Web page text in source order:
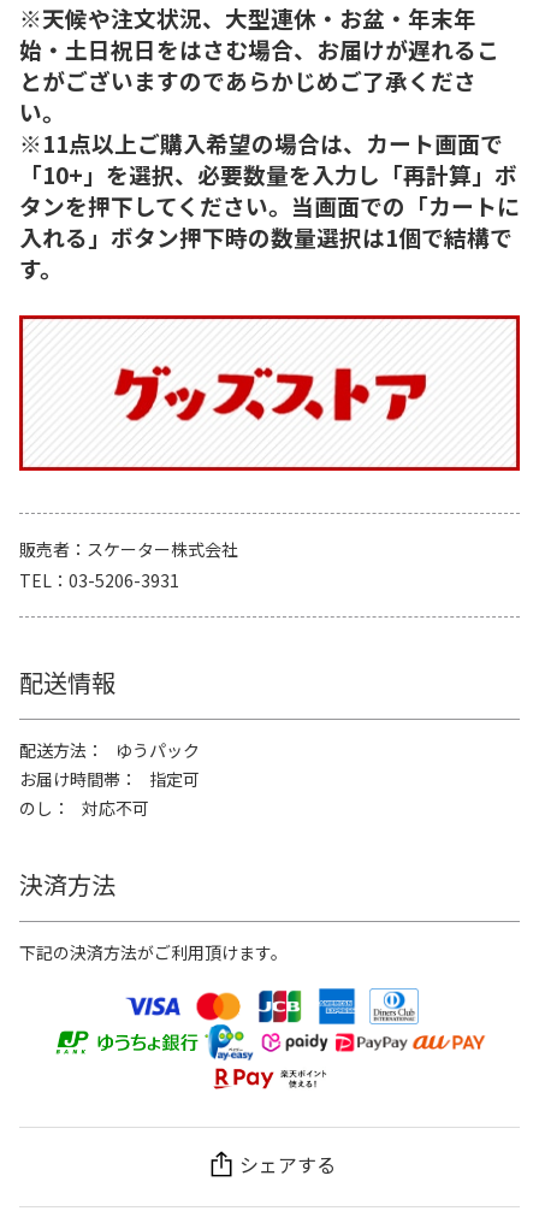
※天候や注文状況、大型連休・お盆・年末年
始・土日祝日をはさむ場合、お届けが遅れるこ
とがございますのであらかじめご了承くださ
い。
※11点以上ご購入希望の場合は、カート画面で
「10+」を選択、必要数量を入力し「再計算」ボ
タンを押下してください。当画面での「カートに
入れる」ボタン押下時の数量選択は1個で結構で
す。
販売者
スケーター株式会社
TEL
03-5206-3931
配送情報
配送方法
ゆうパック
お届け時間帯
指定可
のし
対応不可
決済方法
下記の決済方法がご利用頂けます。
シェアする